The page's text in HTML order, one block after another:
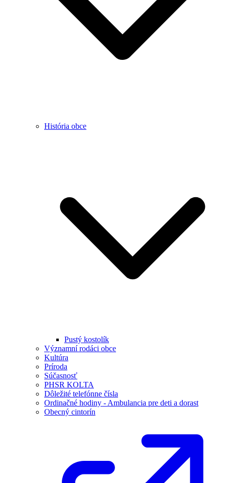
História obce
Pustý kostolík
Významní rodáci obce
Kultúra
Príroda
Súčasnosť
PHSR KOLTA
Dôležité telefónne čísla
Ordinačné hodiny - Ambulancia pre deti a dorast
Obecný cintorín